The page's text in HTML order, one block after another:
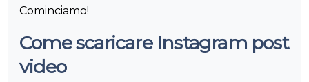
Cominciamo!
Come scaricare Instagram post
video